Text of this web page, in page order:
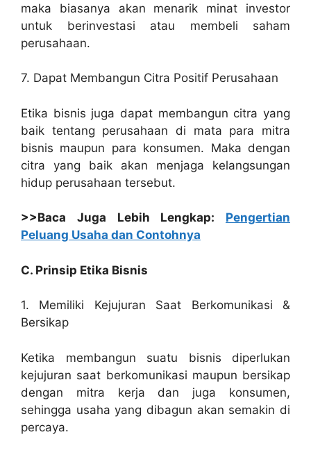
maka biasanya akan menarik minat investor
untuk berinvestasi atau membeli saham
perusahaan.
7. Dapat Membangun Citra Positif Perusahaan
Etika bisnis juga dapat membangun citra yang
baik tentang perusahaan di mata para mitra
bisnis maupun para konsumen. Maka dengan
citra yang baik akan menjaga kelangsungan
hidup perusahaan tersebut.
>>Baca Juga Lebih Lengkap: Pengertian
Peluang Usaha dan Contohnya
C. Prinsip Etika Bisnis
1. Memiliki Kejujuran Saat Berkomunikasi &
Bersikap
Ketika membangun suatu bisnis diperlukan
kejujuran saat berkomunikasi maupun bersikap
dengan mitra kerja dan juga konsumen,
sehingga usaha yang dibagun akan semakin di
percaya.